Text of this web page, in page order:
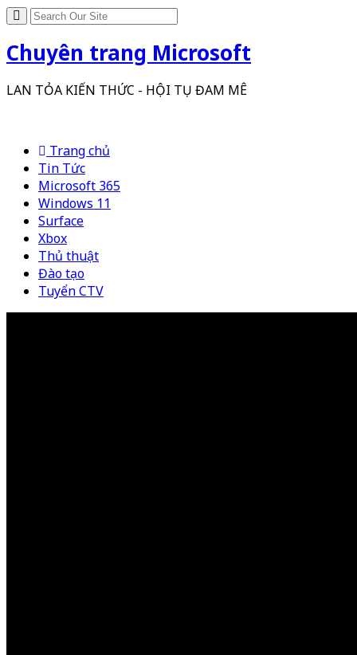
Chuyên trang Microsoft
LAN TỎA KIẾN THỨC - HỘI TỤ ĐAM MÊ
Trang chủ
Tin Tức
Microsoft 365
Windows 11
Surface
Xbox
Thủ thuật
Đào tạo
Tuyển CTV